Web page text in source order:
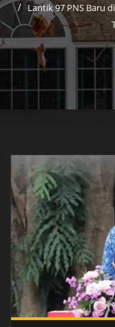
Lantik 97 PNS Baru